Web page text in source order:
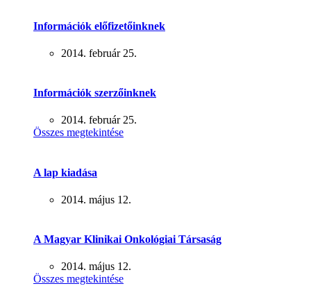
Információk előfizetőinknek
2014. február 25.
Információk szerzőinknek
2014. február 25.
Összes megtekintése
A lap kiadása
2014. május 12.
A Magyar Klinikai Onkológiai Társaság
2014. május 12.
Összes megtekintése